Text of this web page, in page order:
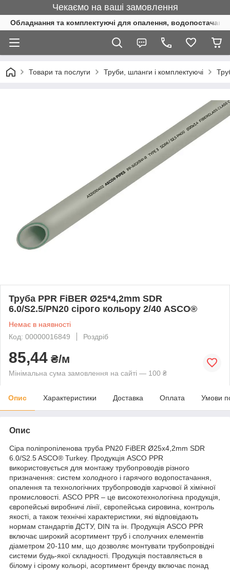
Чекаємо на ваші замовлення
Обладнання та комплектуючі для опалення, водопостачання
Товари та послуги Труби, шланги і комплектуючі
Труба PPR FiBER Ø25*4,2mm SDR
6.0/S2.5/PN20 сірого кольору 2/40 ASCO®
Немає в наявності
Код: 00000016849
Роздріб
85,44 ₴/м
Мінімальна сума замовлення на сайті — 100 ₴
Опис Характеристики Доставка Оплата Умови
Опис
Сіра поліпропіленова труба PN20 FiBER Ø25x4,2mm SDR
6.0/S2.5 ASCO® Turkey. Продукція ASCO PPR
використовується для монтажу трубопроводів різного
призначення: систем холодного і гарячого водопостачання,
опалення та технологічних трубопроводів харчової й хімічної
промисловості. ASCO PPR – це високотехнологічна продукція,
європейські виробничі лінії, європейська сировина, контроль
якості, а також технічні характеристики, які відповідають
нормам стандартів ДСТУ, DIN та ін. Продукція ASCO PPR
включає широкий асортимент труб і сполучних елементів
діаметром 20-110 мм, що дозволяє монтувати трубопровідні
системи будь-якої складності. Продукція поставляється в
білому і сірому кольорі, асортимент бренду включає понад